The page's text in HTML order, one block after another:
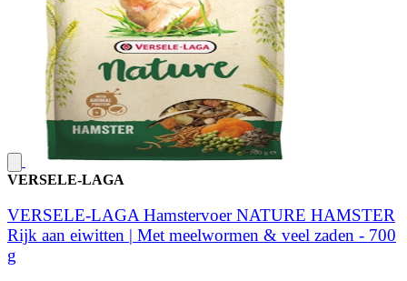
VERSELE-LAGA
VERSELE-LAGA Hamstervoer NATURE HAMSTER
Rijk aan eiwitten | Met meelwormen & veel zaden - 700
g